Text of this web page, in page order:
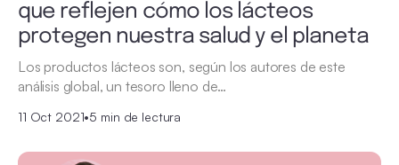
que reflejen cómo los lácteos
protegen nuestra salud y el planeta
Los productos lácteos son, según los autores de este
análisis global, un tesoro lleno de…
11 Oct 2021•5 min de lectura